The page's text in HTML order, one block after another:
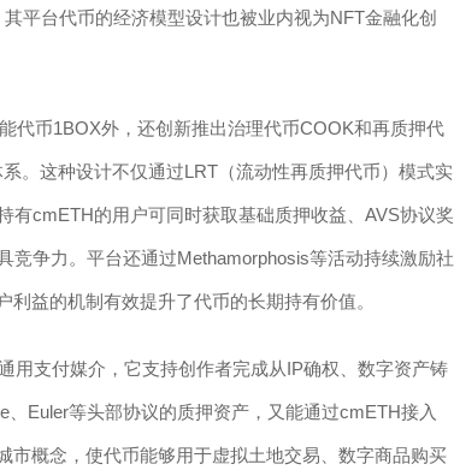
平台代币的经济模型设计也被业内视为NFT金融化创
代币1BOX外，还创新推出治理代币COOK和再质押代
。这种设计不仅通过LRT（流动性再质押代币）模式实
cmETH的用户可同时获取基础质押收益、AVS协议奖
争力。平台还通过Methamorphosis等活动持续激励社
益的机制有效提升了代币的长期持有价值。
用支付媒介，它支持创作者完成从IP确权、数字资产铸
Euler等头部协议的质押资产，又能通过cmETH接入
市概念，使代币能够用于虚拟土地交易、数字商品购买